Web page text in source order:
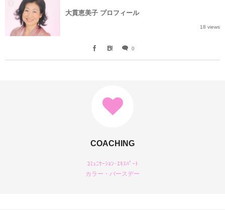
大貫恵美子 プロフィール
18 views
0
5
COACHING
ｺﾐｭﾆｹｰｼｮﾝ･ｴｷｽﾊﾟｰﾄ
カラー・バースデー